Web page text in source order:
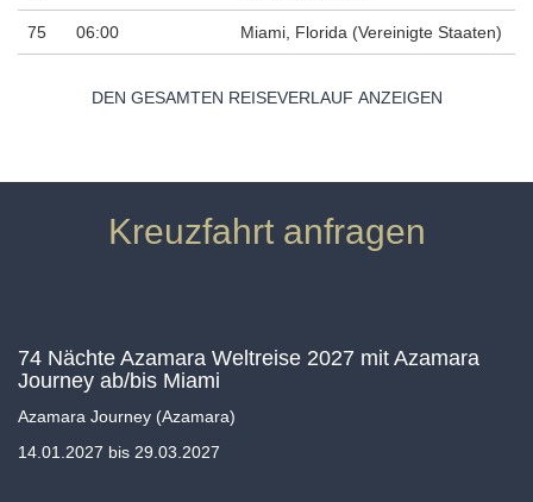
75 06:00 Miami, Florida (Vereinigte Staaten)
DEN GESAMTEN REISEVERLAUF ANZEIGEN
Kreuzfahrt anfragen
74 Nächte Azamara Weltreise 2027 mit Azamara
Journey ab/bis Miami
Azamara Journey (Azamara)
14.01.2027 bis 29.03.2027